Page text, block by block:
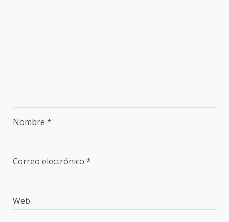
Nombre *
Correo electrónico *
Web